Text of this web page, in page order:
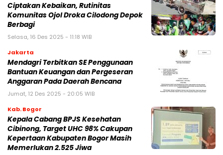
Ciptakan Kebaikan, Rutinitas
Komunitas Ojol Droka Cilodong Depok
Berbagi
Selasa, 16 Des 2025 - 11:18 WIB
Jakarta
Mendagri Terbitkan SE Penggunaan
Bantuan Keuangan dan Pergeseran
Anggaran Pada Daerah Bencana
Jumat, 12 Des 2025 - 20:05 WIB
Kab. Bogor
Kepala Cabang BPJS Kesehatan
Cibinong, Target UHC 98% Cakupan
Kepertaan Kabupaten Bogor Masih
Memerlukan 2.525 Jiwa